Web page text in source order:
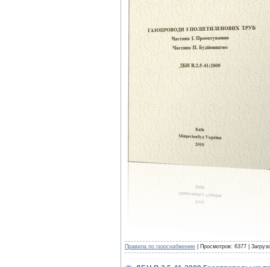
Правила по газоснабжению | Просмотров: 6377 |